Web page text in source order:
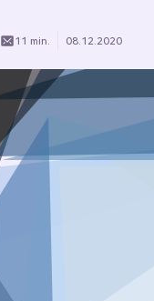
11 min. 08.12.2020